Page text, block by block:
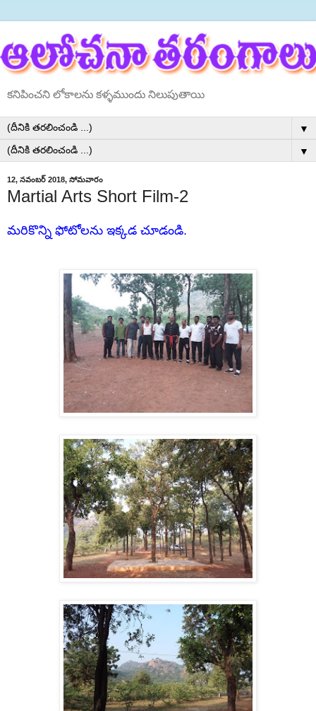
కనిపించని లోకాలను కళ్ళముందు నిలుపుతాయి
▼
▼
12, నవంబర్ 2018, సోమవారం
Martial Arts Short Film-2
మరికొన్ని ఫోటోలను ఇక్కడ చూడండి.